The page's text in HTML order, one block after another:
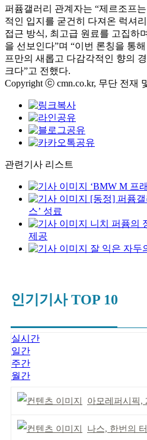
퍼퓸갤러리 관계자는 “제르조프
적인 입지를 굳건히 다져온 럭셔
접근 방식, 최고급 원료를 고집하
을 선보인다”며 “이번 론칭을 통
프만의 새롭고 다감각적인 향의
크다”고 전했다.
Copyright ⓒ cmn.co.kr, 무단 전재
관련기사 리스트
‘BMW M 프
[동정] 퍼퓸갤
스’ 성료
니치 퍼퓸의
제공
잘 익은 자두
인기기사 TOP 10
실시간
일간
주간
월간
아모레퍼시픽,
나스, 한번의